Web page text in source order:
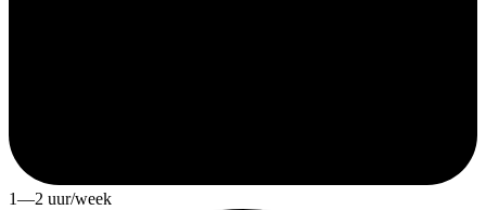
1—2 uur/week